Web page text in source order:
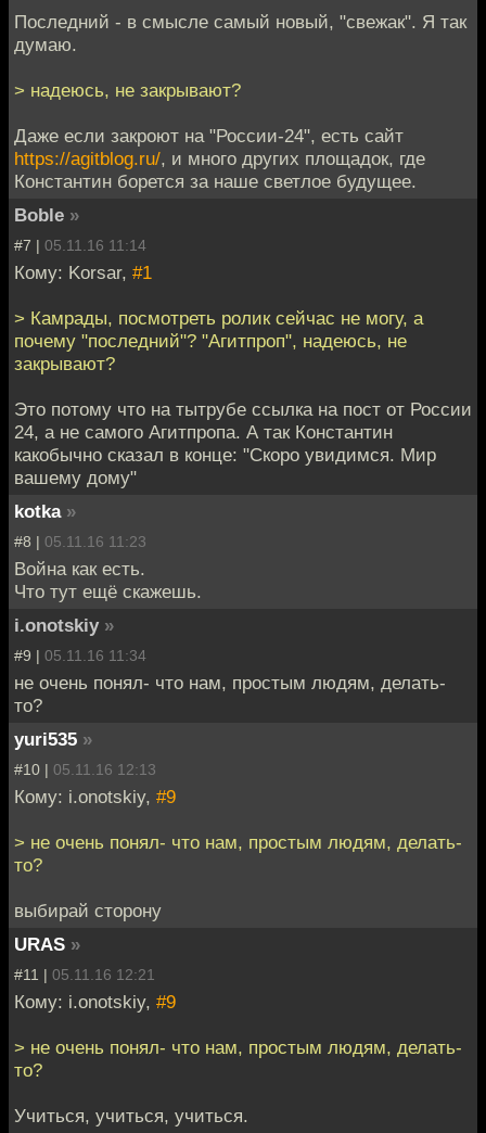
Последний - в смысле самый новый, "свежак". Я так
думаю.
> надеюсь, не закрывают?
Даже если закроют на "России-24", есть сайт
https://agitblog.ru/, и много других площадок, где
Константин борется за наше светлое будущее.
Boble »
#7 | 05.11.16 11:14
Кому: Korsar, #1
> Камрады, посмотреть ролик сейчас не могу, а
почему "последний"? "Агитпроп", надеюсь, не
закрывают?
Это потому что на тытрубе ссылка на пост от России
24, а не самого Агитпропа. А так Константин
какобычно сказал в конце: "Скоро увидимся. Мир
вашему дому"
kotka »
#8 | 05.11.16 11:23
Война как есть.
Что тут ещё скажешь.
i.onotskiy »
#9 | 05.11.16 11:34
не очень понял- что нам, простым людям, делать-
то?
yuri535 »
#10 | 05.11.16 12:13
Кому: i.onotskiy, #9
> не очень понял- что нам, простым людям, делать-
то?
выбирай сторону
URAS »
#11 | 05.11.16 12:21
Кому: i.onotskiy, #9
> не очень понял- что нам, простым людям, делать-
то?
Учиться, учиться, учиться.